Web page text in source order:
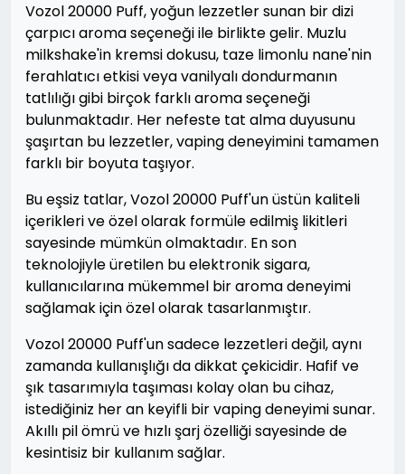
Vozol 20000 Puff, yoğun lezzetler sunan bir dizi
çarpıcı aroma seçeneği ile birlikte gelir. Muzlu
milkshake'in kremsi dokusu, taze limonlu nane'nin
ferahlatıcı etkisi veya vanilyalı dondurmanın
tatlılığı gibi birçok farklı aroma seçeneği
bulunmaktadır. Her nefeste tat alma duyusunu
şaşırtan bu lezzetler, vaping deneyimini tamamen
farklı bir boyuta taşıyor.
Bu eşsiz tatlar, Vozol 20000 Puff'un üstün kaliteli
içerikleri ve özel olarak formüle edilmiş likitleri
sayesinde mümkün olmaktadır. En son
teknolojiyle üretilen bu elektronik sigara,
kullanıcılarına mükemmel bir aroma deneyimi
sağlamak için özel olarak tasarlanmıştır.
Vozol 20000 Puff'un sadece lezzetleri değil, aynı
zamanda kullanışlığı da dikkat çekicidir. Hafif ve
şık tasarımıyla taşıması kolay olan bu cihaz,
istediğiniz her an keyifli bir vaping deneyimi sunar.
Akıllı pil ömrü ve hızlı şarj özelliği sayesinde de
kesintisiz bir kullanım sağlar.